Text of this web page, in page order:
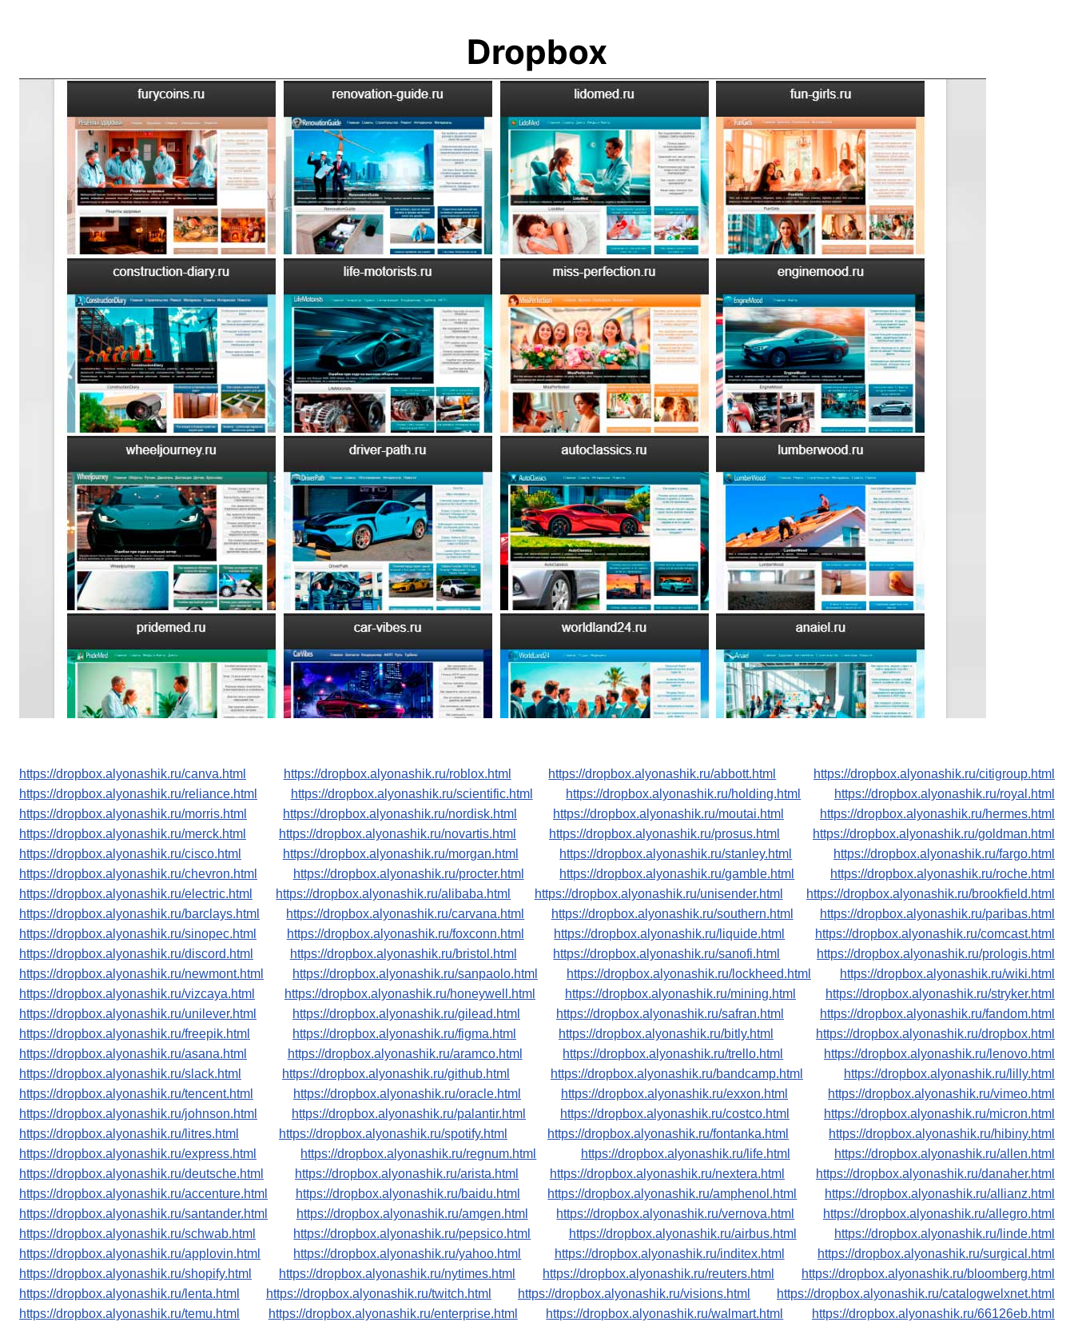
Dropbox
https://dropbox.alyonashik.ru/canva.html https://dropbox.alyonashik.ru/roblox.html https://dropbox.alyonashik.ru/abbott.html
https://dropbox.alyonashik.ru/citigroup.html
https://dropbox.alyonashik.ru/reliance.html
https://dropbox.alyonashik.ru/scientific.html https://dropbox.alyonashik.ru/holding.html
https://dropbox.alyonashik.ru/royal.html
https://dropbox.alyonashik.ru/morris.html
https://dropbox.alyonashik.ru/nordisk.html https://dropbox.alyonashik.ru/moutai.html
https://dropbox.alyonashik.ru/hermes.html
https://dropbox.alyonashik.ru/merck.html
https://dropbox.alyonashik.ru/novartis.html https://dropbox.alyonashik.ru/prosus.html
https://dropbox.alyonashik.ru/goldman.html
https://dropbox.alyonashik.ru/cisco.html
https://dropbox.alyonashik.ru/morgan.html https://dropbox.alyonashik.ru/stanley.html
https://dropbox.alyonashik.ru/fargo.html
https://dropbox.alyonashik.ru/chevron.html
https://dropbox.alyonashik.ru/procter.html https://dropbox.alyonashik.ru/gamble.html
https://dropbox.alyonashik.ru/roche.html
https://dropbox.alyonashik.ru/electric.html
https://dropbox.alyonashik.ru/alibaba.html https://dropbox.alyonashik.ru/unisender.html
https://dropbox.alyonashik.ru/brookfield.html
https://dropbox.alyonashik.ru/barclays.html
https://dropbox.alyonashik.ru/carvana.html https://dropbox.alyonashik.ru/southern.html
https://dropbox.alyonashik.ru/paribas.html
https://dropbox.alyonashik.ru/sinopec.html
https://dropbox.alyonashik.ru/foxconn.html https://dropbox.alyonashik.ru/liquide.html
https://dropbox.alyonashik.ru/comcast.html
https://dropbox.alyonashik.ru/discord.html
https://dropbox.alyonashik.ru/bristol.html https://dropbox.alyonashik.ru/sanofi.html
https://dropbox.alyonashik.ru/prologis.html
https://dropbox.alyonashik.ru/newmont.html
https://dropbox.alyonashik.ru/sanpaolo.html https://dropbox.alyonashik.ru/lockheed.html
https://dropbox.alyonashik.ru/wiki.html
https://dropbox.alyonashik.ru/vizcaya.html
https://dropbox.alyonashik.ru/honeywell.html https://dropbox.alyonashik.ru/mining.html
https://dropbox.alyonashik.ru/stryker.html
https://dropbox.alyonashik.ru/unilever.html
https://dropbox.alyonashik.ru/gilead.html https://dropbox.alyonashik.ru/safran.html
https://dropbox.alyonashik.ru/fandom.html
https://dropbox.alyonashik.ru/freepik.html
https://dropbox.alyonashik.ru/figma.html https://dropbox.alyonashik.ru/bitly.html
https://dropbox.alyonashik.ru/dropbox.html
https://dropbox.alyonashik.ru/asana.html
https://dropbox.alyonashik.ru/aramco.html https://dropbox.alyonashik.ru/trello.html
https://dropbox.alyonashik.ru/lenovo.html
https://dropbox.alyonashik.ru/slack.html
https://dropbox.alyonashik.ru/github.html https://dropbox.alyonashik.ru/bandcamp.html
https://dropbox.alyonashik.ru/lilly.html
https://dropbox.alyonashik.ru/tencent.html
https://dropbox.alyonashik.ru/oracle.html https://dropbox.alyonashik.ru/exxon.html
https://dropbox.alyonashik.ru/vimeo.html
https://dropbox.alyonashik.ru/johnson.html
https://dropbox.alyonashik.ru/palantir.html https://dropbox.alyonashik.ru/costco.html
https://dropbox.alyonashik.ru/micron.html
https://dropbox.alyonashik.ru/litres.html
https://dropbox.alyonashik.ru/spotify.html https://dropbox.alyonashik.ru/fontanka.html
https://dropbox.alyonashik.ru/hibiny.html
https://dropbox.alyonashik.ru/express.html
https://dropbox.alyonashik.ru/regnum.html https://dropbox.alyonashik.ru/life.html
https://dropbox.alyonashik.ru/allen.html
https://dropbox.alyonashik.ru/deutsche.html
https://dropbox.alyonashik.ru/arista.html https://dropbox.alyonashik.ru/nextera.html
https://dropbox.alyonashik.ru/danaher.html
https://dropbox.alyonashik.ru/accenture.html
https://dropbox.alyonashik.ru/baidu.html https://dropbox.alyonashik.ru/amphenol.html
https://dropbox.alyonashik.ru/allianz.html
https://dropbox.alyonashik.ru/santander.html
https://dropbox.alyonashik.ru/amgen.html https://dropbox.alyonashik.ru/vernova.html
https://dropbox.alyonashik.ru/allegro.html
https://dropbox.alyonashik.ru/schwab.html
https://dropbox.alyonashik.ru/pepsico.html https://dropbox.alyonashik.ru/airbus.html
https://dropbox.alyonashik.ru/linde.html
https://dropbox.alyonashik.ru/applovin.html
https://dropbox.alyonashik.ru/yahoo.html https://dropbox.alyonashik.ru/inditex.html
https://dropbox.alyonashik.ru/surgical.html
https://dropbox.alyonashik.ru/shopify.html
https://dropbox.alyonashik.ru/nytimes.html https://dropbox.alyonashik.ru/reuters.html
https://dropbox.alyonashik.ru/bloomberg.html
https://dropbox.alyonashik.ru/lenta.html
https://dropbox.alyonashik.ru/twitch.html https://dropbox.alyonashik.ru/visions.html
https://dropbox.alyonashik.ru/catalogwelxnet.html
https://dropbox.alyonashik.ru/temu.html
https://dropbox.alyonashik.ru/enterprise.html https://dropbox.alyonashik.ru/walmart.html
https://dropbox.alyonashik.ru/66126eb.html